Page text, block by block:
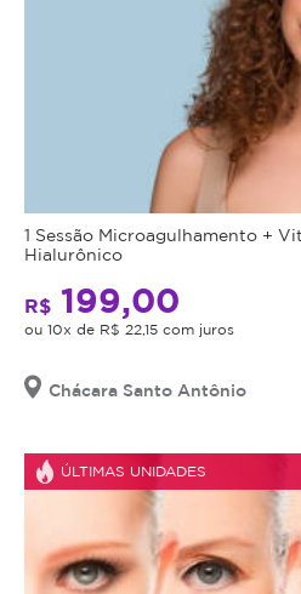
1 Sessão Microagulhamento +
Hialurônico
R$ 199,00
ou 10x de R$ 22,15 com juros
Chácara Santo Antônio
ÚLTIMAS UNIDADES